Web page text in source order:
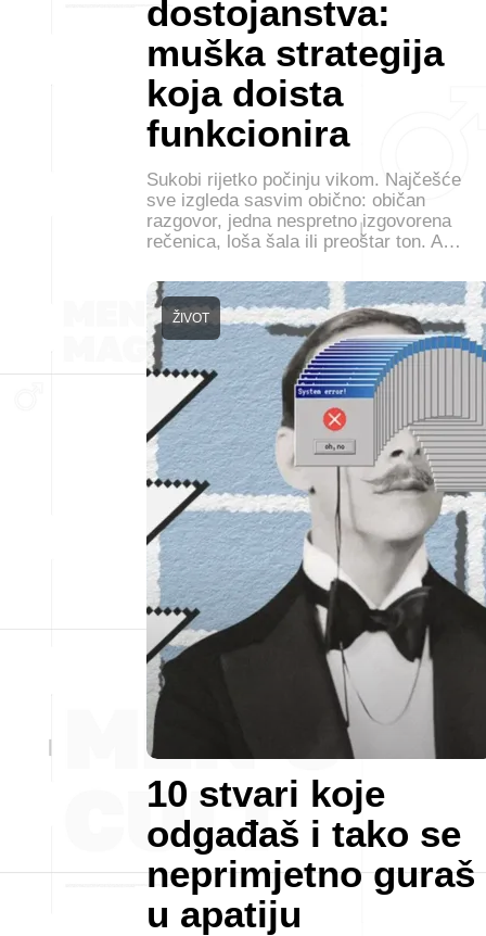
dostojanstva:
muška strategija
koja doista
funkcionira
Sukobi rijetko počinju vikom. Najčešće
sve izgleda sasvim obično: običan
razgovor, jedna nespretno izgovorena
rečenica, loša šala ili preoštar ton. A…
10 stvari koje
odgađaš i tako se
neprimjetno guraš
u apatiju
ŽIVOT